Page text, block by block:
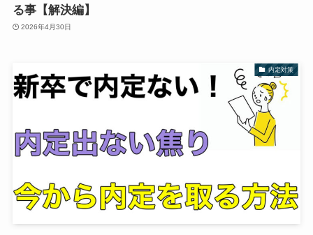
る事【解決編】
2026年4月30日
内定対策